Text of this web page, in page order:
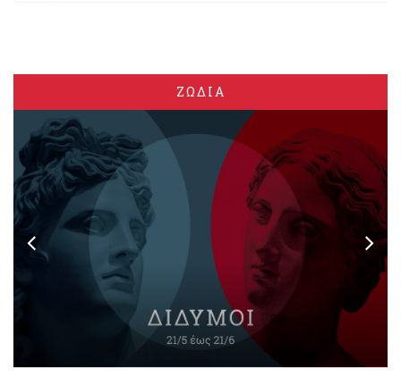
ΖΩΔΙΑ